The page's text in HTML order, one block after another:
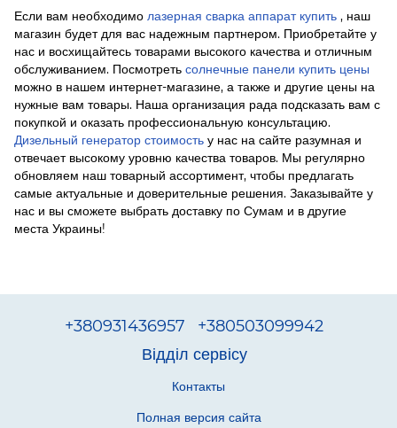
Если вам необходимо лазерная сварка аппарат купить , наш
магазин будет для вас надежным партнером. Приобретайте у
нас и восхищайтесь товарами высокого качества и отличным
обслуживанием. Посмотреть солнечные панели купить цены
можно в нашем интернет-магазине, а также и другие цены на
нужные вам товары. Наша организация рада подсказать вам с
покупкой и оказать профессиональную консультацию.
Дизельный генератор стоимость у нас на сайте разумная и
отвечает высокому уровню качества товаров. Мы регулярно
обновляем наш товарный ассортимент, чтобы предлагать
самые актуальные и доверительные решения. Заказывайте у
нас и вы сможете выбрать доставку по Сумам и в другие
места Украины!
+380931436957
+380503099942
Відділ сервісу
Контакты
Полная версия сайта